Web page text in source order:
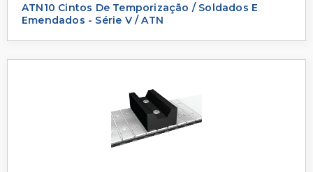
ATN10 Cintos De Temporização / Soldados E
Emendados - Série V / ATN